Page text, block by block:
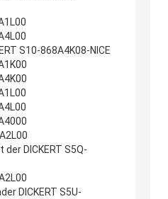
S10-868A4K08-NICE
DICKERT S5Q-
DICKERT S5U-